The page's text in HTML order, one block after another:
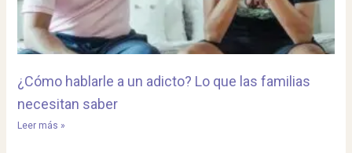
¿Cómo hablarle a un adicto? Lo que las familias
necesitan saber
Leer más »